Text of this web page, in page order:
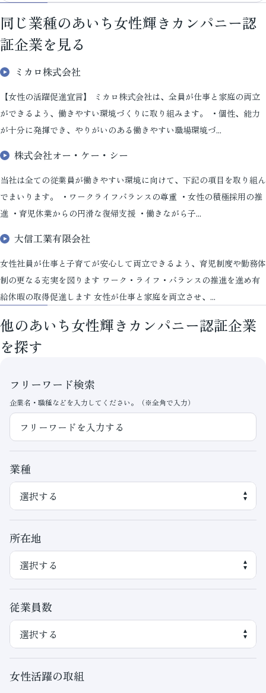
同じ業種のあいち女性輝きカンパニー認
証企業を見る
ミカロ株式会社
【女性の活躍促進宣言】 ミカロ株式会社は、全員が仕事と家庭の両立
ができるよう、働きやすい環境づくりに取り組みます。 ・個性、能力
が十分に発揮でき、やりがいのある働きやすい職場環境づ...
株式会社オー・ケー・シー
当社は全ての従業員が働きやすい環境に向けて、下記の項目を取り組ん
でまいります。 ・ワークライフバランスの尊重 ・女性の積極採用の推
進 ・育児休業からの円滑な復帰支援 ・働きながら子...
大信工業有限会社
女性社員が仕事と子育てが安心して両立できるよう、育児制度や勤務体
制の更なる充実を図ります ワーク・ライフ・バランスの推進を進め有
給休暇の取得促進します 女性が仕事と家庭を両立させ、...
他のあいち女性輝きカンパニー認証企業
を探す
フリーワード検索
企業名・職種などを入力してください。（※全角で入力）
業種
所在地
従業員数
女性活躍の取組